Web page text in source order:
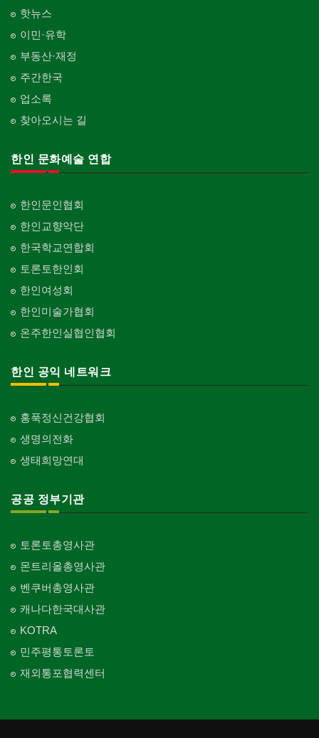
핫뉴스
이민·유학
부동산·재정
주간한국
업소록
찾아오시는 길
한인 문화예술 연합
한인문인협회
한인교향악단
한국학교연합회
토론토한인회
한인여성회
한인미술가협회
온주한인실협인협회
한인 공익 네트워크
홍푹정신건강협회
생명의전화
생태희망연대
공공 정부기관
토론토총영사관
몬트리올총영사관
벤쿠버총영사관
캐나다한국대사관
KOTRA
민주평통토론토
재외통포협력센터